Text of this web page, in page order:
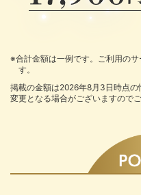
※合計金額は一例です。ご利用の
す。
掲載の金額は2026年8月3日時点
変更となる場合がございますのでご